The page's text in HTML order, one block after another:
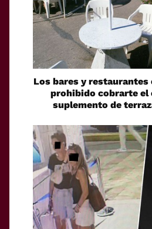
Los bares y restaurantes
prohibido cobrarte el
suplemento de